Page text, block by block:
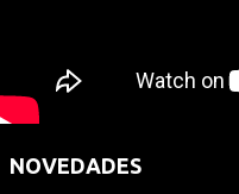
NOVEDADES